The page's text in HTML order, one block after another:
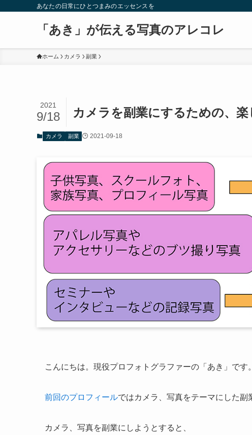
あなたの日常にひとつまみのエッセンスを
「あき」が伝える写真のアレコレ
ホーム カメラ 副業
カメラを副業にするための、
2021
9/18
カメラ 副業 2021-09-18
こんにちは。現役プロフォトグラファーの「あき」です。
前回のプロフィールではカメラ、写真をテーマにした副
カメラ、写真を副業にしようとすると、